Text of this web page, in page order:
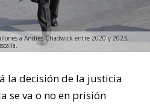
a Andrés Chadwick entre 2020 y 2023,
la decisión de la justicia
se va o no en prisión